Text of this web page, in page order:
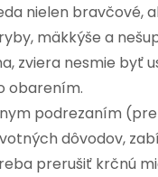
nielen bravčové,
mäkkýše a
zviera nesmie byť
obarením.
podrezaním
dôvodov,
prerušiť krčnú